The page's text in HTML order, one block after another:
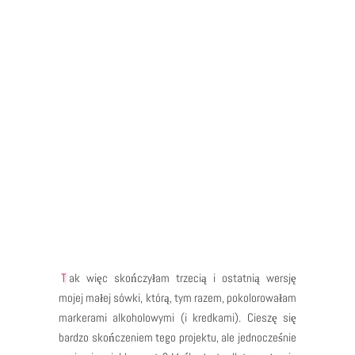
Tak więc skończyłam trzecią i ostatnią wersję
mojej małej sówki, którą, tym razem, pokolorowałam
markerami alkoholowymi (i kredkami). Cieszę się
bardzo skończeniem tego projektu, ale jednocześnie